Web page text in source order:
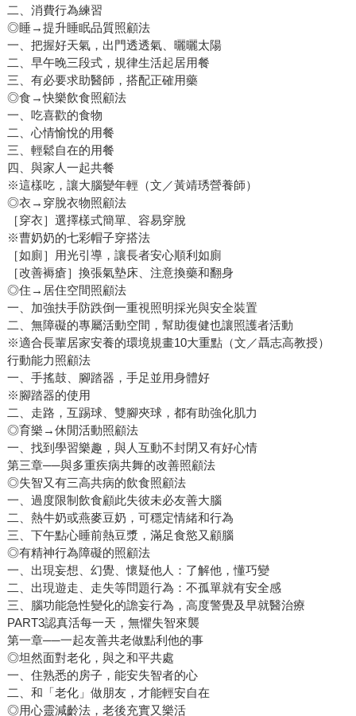
二、消費行為練習
◎睡→提升睡眠品質照顧法
一、把握好天氣，出門透透氣、曬曬太陽
二、早午晚三段式，規律生活起居用餐
三、有必要求助醫師，搭配正確用藥
◎食→快樂飲食照顧法
一、吃喜歡的食物
二、心情愉悅的用餐
三、輕鬆自在的用餐
四、與家人一起共餐
※這樣吃，讓大腦變年輕（文／黃靖琇營養師）
◎衣→穿脫衣物照顧法
［穿衣］選擇樣式簡單、容易穿脫
※曹奶奶的七彩帽子穿搭法
［如廁］用光引導，讓長者安心順利如廁
［改善褥瘡］換張氣墊床、注意換藥和翻身
◎住→居住空間照顧法
一、加強扶手防跌倒一重視照明採光與安全裝置
二、無障礙的專屬活動空間，幫助復健也讓照護者活動
※適合長輩居家安養的環境規畫10大重點（文／聶志高教授）
行動能力照顧法
一、手搖鼓、腳踏器，手足並用身體好
※腳踏器的使用
二、走路，互踢球、雙腳夾球，都有助強化肌力
◎育樂→休閒活動照顧法
一、找到學習樂趣，與人互動不封閉又有好心情
第三章──與多重疾病共舞的改善照顧法
◎失智又有三高共病的飲食照顧法
一、過度限制飲食顧此失彼未必友善大腦
二、熱牛奶或燕麥豆奶，可穩定情緒和行為
三、下午點心睡前熱豆漿，滿足食慾又顧腦
◎有精神行為障礙的照顧法
一、出現妄想、幻覺、懷疑他人：了解他，懂巧變
二、出現遊走、走失等問題行為：不孤單就有安全感
三、腦功能急性變化的譫妄行為，高度警覺及早就醫治療
PART3認真活每一天，無懼失智來襲
第一章──一起友善共老做點利他的事
◎坦然面對老化，與之和平共處
一、住熟悉的房子，能安失智者的心
二、和「老化」做朋友，才能輕安自在
◎用心靈減齡法，老後充實又樂活